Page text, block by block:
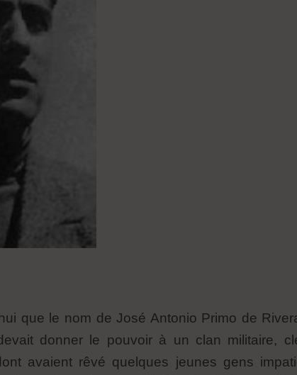
que le nom de José Antonio Primo de
donner le pouvoir à un clan militaire,
avaient rêvé quelques jeunes gens